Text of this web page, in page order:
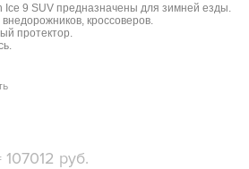
Ice 9 SUV предназначены для зимней езды.
кроссоверов.
протектор.
107012 руб.